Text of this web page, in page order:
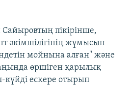
пікірінше,
әкімшілігінің жұмысын
мойнына алған" және
өршіген қарылық
күйді ескере отырып